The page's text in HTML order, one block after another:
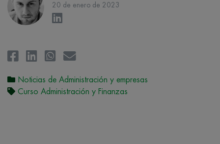
20 de enero de 2023
Noticias de Administración y empresas
Curso Administración y Finanzas